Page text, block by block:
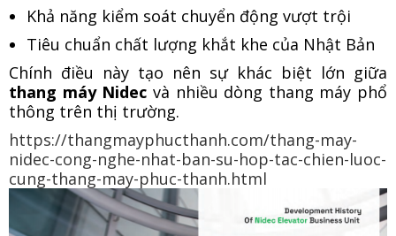
Khả năng kiểm soát chuyển động vượt trội
Tiêu chuẩn chất lượng khắt khe của Nhật Bản
Chính điều này tạo nên sự khác biệt lớn giữa
thang máy Nidec và nhiều dòng thang máy phổ
thông trên thị trường.
https://thangmayphucthanh.com/thang-may-
nidec-cong-nghe-nhat-ban-su-hop-tac-chien-luoc-
cung-thang-may-phuc-thanh.html